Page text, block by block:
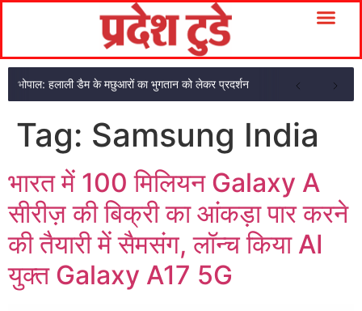
भोपाल: हलाली डैम के मछुआरों का भुगतान को लेकर प्रदर्शन
Tag: Samsung India
भारत में 100 मिलियन Galaxy A
सीरीज़ की बिक्री का आंकड़ा पार करने
की तैयारी में सैमसंग, लॉन्च किया AI
युक्त Galaxy A17 5G